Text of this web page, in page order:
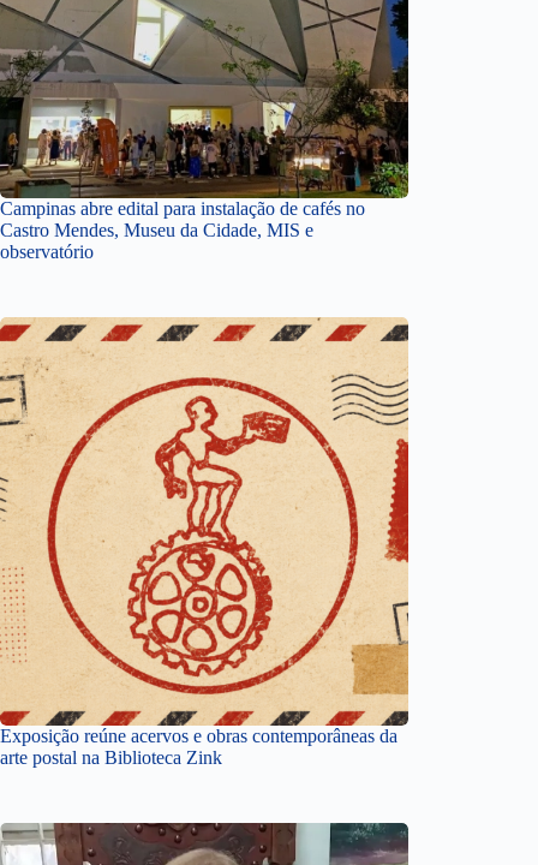
Campinas abre edital para instalação de cafés no
Castro Mendes, Museu da Cidade, MIS e
observatório
Exposição reúne acervos e obras contemporâneas da
arte postal na Biblioteca Zink